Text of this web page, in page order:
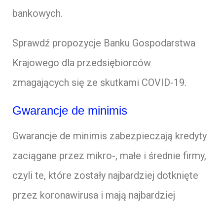
bankowych.
Sprawdź propozycje Banku Gospodarstwa
Krajowego dla przedsiębiorców
zmagających się ze skutkami COVID-19.
Gwarancje de minimis
Gwarancje de minimis zabezpieczają kredyty
zaciągane przez mikro-, małe i średnie firmy,
czyli te, które zostały najbardziej dotknięte
przez koronawirusa i mają najbardziej